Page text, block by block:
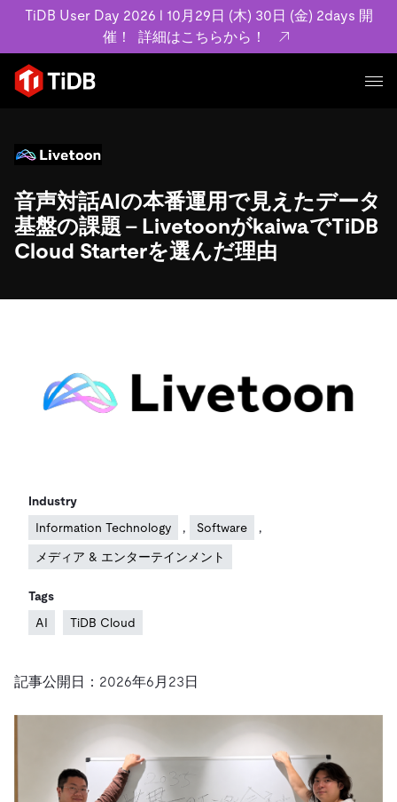
TiDB User Day 2026 l 10月29日 (木) 30日 (金) 2days 開
催！
詳細はこちらから！
プロダクト
MySQL互換の分散データベースで高可用性と水平スケー
ます。
詳細はこちら
エコシステム
ユースケース
事例記事
お客様事例やユーザーによる検証結果の記事などを紹介し
ています。
Build GenAI Applications
リソース
ブログ
ホワイトペーパー
エンゲージメント
イベント
Developer Hub
PingCAP University
TiDB Labs 認定資格試験
プライバシーポリシーなど、契約関連の情報を紹介しま
ます。
会社概要
キャリア
ドキュメント
音声対話AIの本番運用で見えたデータ
基盤の課題 – LivetoonがkaiwaでTiDB
Cloud Starterを選んだ理由
記事公開日：2026年6月23日
Industry
Information Technology
, Software ,
メディア & エンターテインメント
Tags
AI
TiDB Cloud